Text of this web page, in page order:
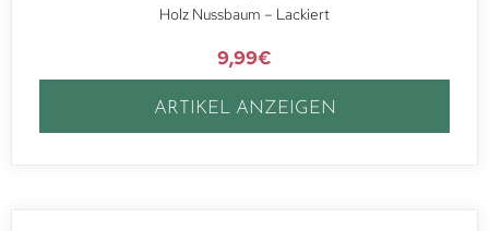
Holz Nussbaum – Lackiert
9,99€
ARTIKEL ANZEIGEN